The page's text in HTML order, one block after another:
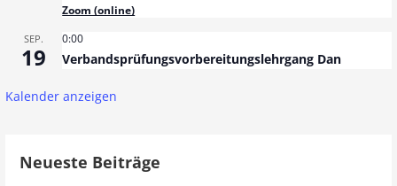
Zoom (online)
SEP.
19
0:00
Verbandsprüfungsvorbereitungslehrgang Dan
Kalender anzeigen
Neueste Beiträge